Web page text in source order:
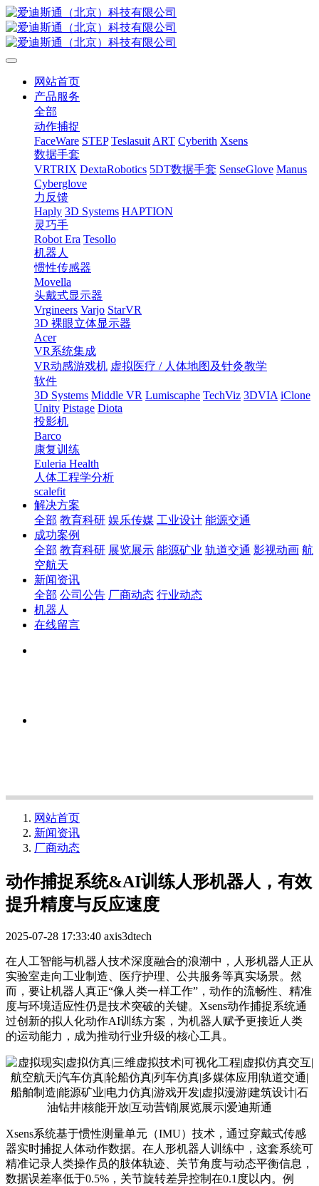
网站首页
产品服务
全部
动作捕捉
FaceWare STEP Teslasuit ART Cyberith Xsens
数据手套
VRTRIX DextaRobotics 5DT数据手套 SenseGlove Manus
Cyberglove
力反馈
Haply 3D Systems HAPTION
灵巧手
Robot Era Tesollo
机器人
惯性传感器
Movella
头戴式显示器
Vrgineers Varjo StarVR
3D 裸眼立体显示器
Acer
VR系统集成
VR动感游戏机 虚拟医疗 / 人体地图及针灸教学
软件
3D Systems Middle VR Lumiscaphe TechViz 3DVIA iClone
Unity Pistage Diota
投影机
Barco
康复训练
Euleria Health
人体工程学分析
scalefit
解决方案
全部 教育科研 娱乐传媒 工业设计 能源交通
成功案例
全部 教育科研 展览展示 能源矿业 轨道交通 影视动画 航
空航天
新闻资讯
全部 公司公告 厂商动态 行业动态
机器人
在线留言
网站首页
新闻资讯
厂商动态
动作捕捉系统&AI训练人形机器人，有效
提升精度与反应速度
2025-07-28 17:33:40 axis3dtech
在人工智能与机器人技术深度融合的浪潮中，人形机器人正从
实验室走向工业制造、医疗护理、公共服务等真实场景。然
而，要让机器人真正“像人类一样工作”，动作的流畅性、精准
度与环境适应性仍是技术突破的关键。Xsens动作捕捉系统通
过创新的拟人化动作AI训练方案，为机器人赋予更接近人类
的运动能力，成为推动行业升级的核心工具。
Xsens系统基于惯性测量单元（IMU）技术，通过穿戴式传感
器实时捕捉人体动作数据。在人形机器人训练中，这套系统可
精准记录人类操作员的肢体轨迹、关节角度与动态平衡信息，
数据误差率低于0.5%，关节旋转差异控制在0.1度以内。例